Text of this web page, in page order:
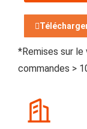
*Remises sur le
commandes >